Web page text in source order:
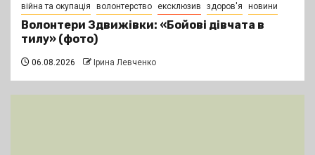
війна та окупація волонтерство ексклюзив здоров'я новини
Волонтери Здвижівки: «Бойові дівчата в
тилу» (фото)
06.08.2026 Ірина Левченко